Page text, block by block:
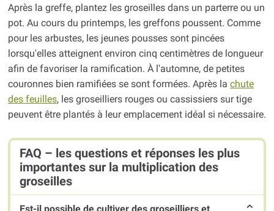
Après la greffe, plantez les groseilles dans un parterre ou un
pot. Au cours du printemps, les greffons poussent. Comme
pour les arbustes, les jeunes pousses sont pincées
lorsqu'elles atteignent environ cinq centimètres de longueur
afin de favoriser la ramification. À l'automne, de petites
couronnes bien ramifiées se sont formées. Après la chute
des feuilles, les groseilliers rouges ou cassissiers sur tige
peuvent être plantés à leur emplacement idéal si nécessaire.
FAQ – les questions et réponses les plus
importantes sur la multiplication des
groseilles